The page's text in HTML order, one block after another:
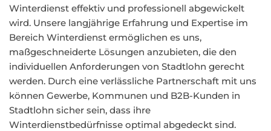
Winterdienst effektiv und professionell abgewickelt
wird. Unsere langjährige Erfahrung und Expertise im
Bereich Winterdienst ermöglichen es uns,
maßgeschneiderte Lösungen anzubieten, die den
individuellen Anforderungen von Stadtlohn gerecht
werden. Durch eine verlässliche Partnerschaft mit uns
können Gewerbe, Kommunen und B2B-Kunden in
Stadtlohn sicher sein, dass ihre
Winterdienstbedürfnisse optimal abgedeckt sind.